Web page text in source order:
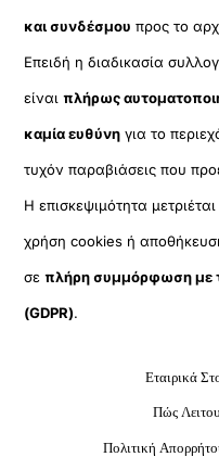
και συνδέσμου προς το
Επειδή η διαδικασία
είναιπλήρως
καμία ευθύνη για το
τυχόν παραβιάσεις που
Η επισκεψιμότητα
χρήση cookies ή
σεπλήρη συμμόρφωση με
(GDPR).
Εταιρικά
Πώς
Πολιτική